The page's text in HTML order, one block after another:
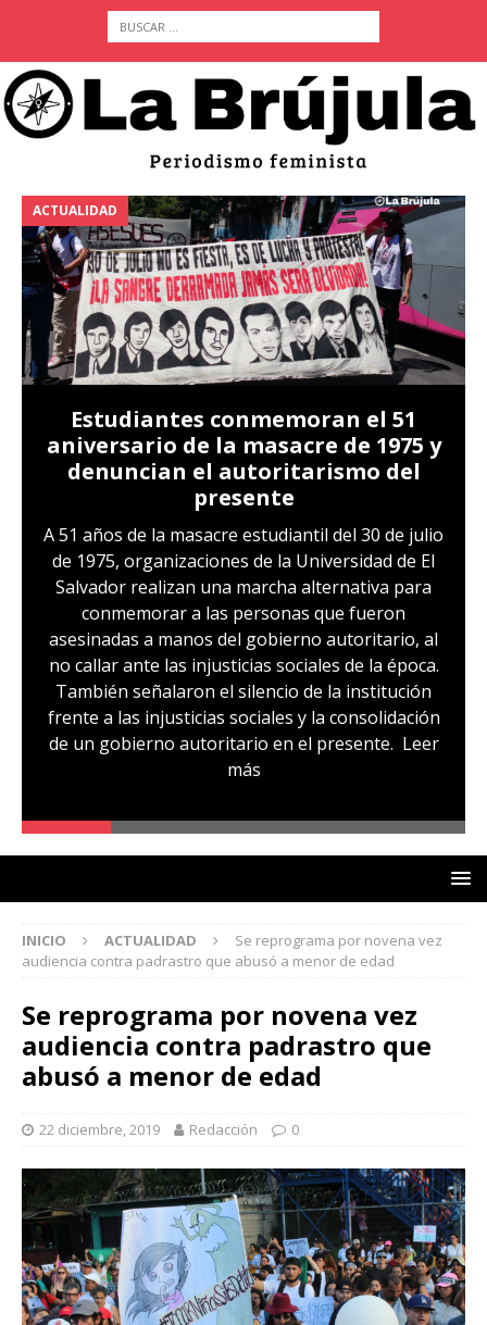
ACTUALIDAD
Estudiantes conmemoran el 51
aniversario de la masacre de 1975 y
denuncian el autoritarismo del
presente
A 51 años de la masacre estudiantil del 30 de julio
de 1975, organizaciones de la Universidad de El
Salvador realizan una marcha alternativa para
conmemorar a las personas que fueron
asesinadas a manos del gobierno autoritario, al
no callar ante las injusticias sociales de la época.
También señalaron el silencio de la institución
frente a las injusticias sociales y la consolidación
de un gobierno autoritario en el presente. Leer
más
INICIO ACTUALIDAD
Se reprograma por novena vez
audiencia contra padrastro que abusó a menor de edad
Se reprograma por novena vez
audiencia contra padrastro que
abusó a menor de edad
22 diciembre, 2019 Redacción 0